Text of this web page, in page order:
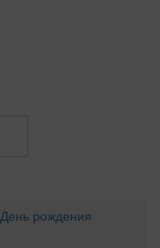
День рождения